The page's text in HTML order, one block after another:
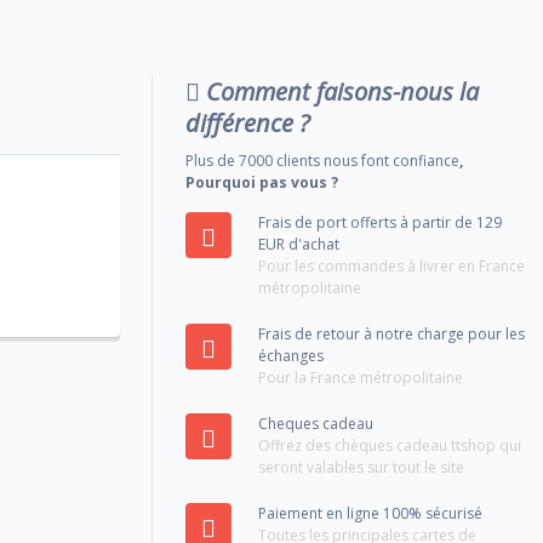
Comment faisons-nous la
différence ?
Plus de 7000 clients nous font confiance,
Pourquoi pas vous ?
Frais de port offerts à partir de 129
EUR d'achat
Pour les commandes à livrer en France
métropolitaine
Frais de retour à notre charge pour les
échanges
Pour la France métropolitaine
Cheques cadeau
Offrez des chèques cadeau ttshop qui
seront valables sur tout le site
Paiement en ligne 100% sécurisé
Toutes les principales cartes de